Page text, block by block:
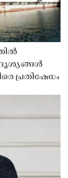
പ്രതിഷേധം